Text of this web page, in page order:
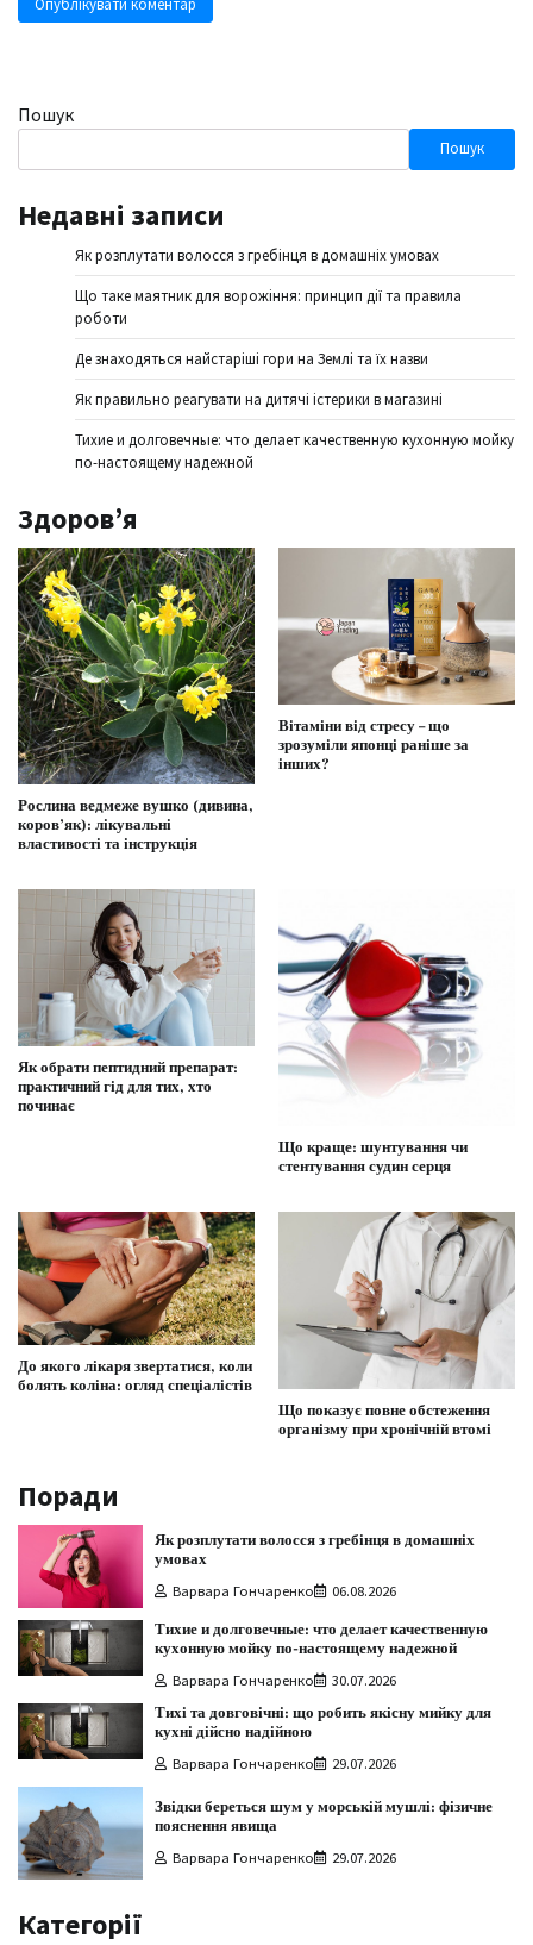
Пошук
Пошук
Недавні записи
Як розплутати волосся з гребінця в домашніх умовах
Що таке маятник для ворожіння: принцип дії та правила
роботи
Де знаходяться найстаріші гори на Землі та їх назви
Як правильно реагувати на дитячі істерики в магазині
Тихие и долговечные: что делает качественную кухонную мойку
по-настоящему надежной
Здоров’я
Рослина ведмеже вушко (дивина,
коров’як): лікувальні
властивості та інструкція
Вітаміни від стресу – що
зрозуміли японці раніше за
інших?
Як обрати пептидний препарат:
практичний гід для тих, хто
починає
Що краще: шунтування чи
стентування судин серця
До якого лікаря звертатися, коли
болять коліна: огляд спеціалістів
Що показує повне обстеження
організму при хронічній втомі
Поради
Як розплутати волосся з гребінця в домашніх
умовах
Варвара Гончаренко 06.08.2026
Тихие и долговечные: что делает качественную
кухонную мойку по-настоящему надежной
Варвара Гончаренко 30.07.2026
Тихі та довговічні: що робить якісну мийку для
кухні дійсно надійною
Варвара Гончаренко 29.07.2026
Звідки береться шум у морській мушлі: фізичне
пояснення явища
Варвара Гончаренко 29.07.2026
Категорії